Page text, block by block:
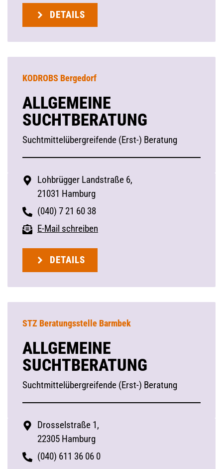
DETAILS
KODROBS Bergedorf
ALLGEMEINE
SUCHTBERATUNG
Suchtmittelübergreifende (Erst-) Beratung
Lohbrügger Landstraße 6,
21031 Hamburg
(040) 7 21 60 38
E-Mail schreiben
DETAILS
STZ Beratungsstelle Barmbek
ALLGEMEINE
SUCHTBERATUNG
Suchtmittelübergreifende (Erst-) Beratung
Drosselstraße 1,
22305 Hamburg
(040) 611 36 06 0